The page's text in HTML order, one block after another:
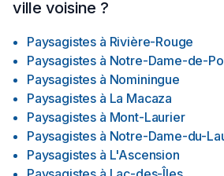
ville voisine ?
Paysagistes à Rivière-Rouge
Paysagistes à Notre-Dame-de-
Paysagistes à Nominingue
Paysagistes à La Macaza
Paysagistes à Mont-Laurier
Paysagistes à Notre-Dame-du-
Paysagistes à L'Ascension